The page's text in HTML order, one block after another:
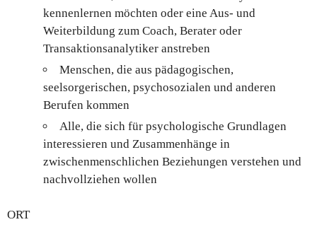
kennenlernen möchten oder eine Aus- und
Weiterbildung zum Coach, Berater oder
Transaktionsanalytiker anstreben
Menschen, die aus pädagogischen,
seelsorgerischen, psychosozialen und anderen
Berufen kommen
Alle, die sich für psychologische Grundlagen
interessieren und Zusammenhänge in
zwischenmenschlichen Beziehungen verstehen und
nachvollziehen wollen
ORT